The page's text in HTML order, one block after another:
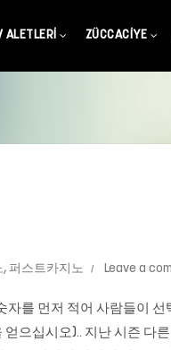
ALETLERI ZÜCCACIYE
, 퍼스트카지노 Leave a
를 먼저 적어 사람들이
으십시오).. 지난 시즌 다